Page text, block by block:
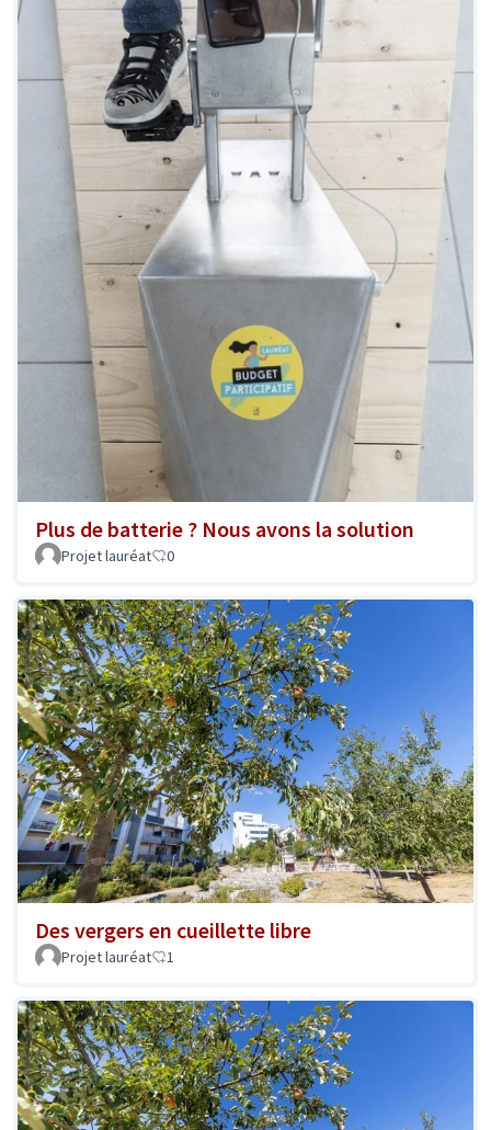
Plus de batterie ? Nous avons la solution
Projet lauréat 0
Des vergers en cueillette libre
Projet lauréat 1